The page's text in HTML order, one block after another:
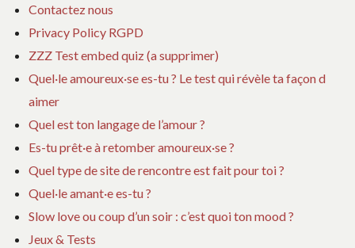
Contactez nous
Privacy Policy RGPD
ZZZ Test embed quiz (a supprimer)
Quel·le amoureux·se es-tu ? Le test qui révèle ta façon d
aimer
Quel est ton langage de l’amour ?
Es-tu prêt·e à retomber amoureux·se ?
Quel type de site de rencontre est fait pour toi ?
Quel·le amant·e es-tu ?
Slow love ou coup d’un soir : c’est quoi ton mood ?
Jeux & Tests